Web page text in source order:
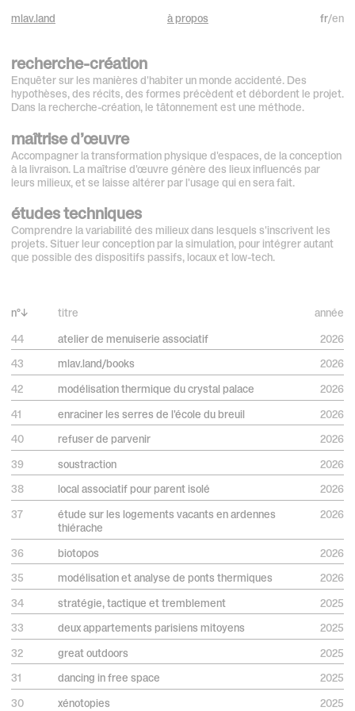
mlav.land à propos fr/en
recherche-création
Enquêter sur les manières d'habiter un monde accidenté. Des
hypothèses, des récits, des formes précèdent et débordent le projet.
Dans la recherche-création, le tâtonnement est une méthode.
maîtrise d’œuvre
Accompagner la transformation physique d'espaces, de la conception
à la livraison. La maîtrise d'œuvre génère des lieux influencés par
leurs milieux, et se laisse altérer par l'usage qui en sera fait.
études techniques
Comprendre la variabilité des milieux dans lesquels s'inscrivent les
projets. Situer leur conception par la simulation, pour intégrer autant
que possible des dispositifs passifs, locaux et low-tech.
n°↓ titre année
44 atelier de menuiserie associatif 2026
01
© Maud Lévy
© Maud Lévy
43 mlav.land/books 2026
Type
Base de données de livres
Date
Mise en ligne publique en juillet 2026
42 modélisation thermique du crystal palace 2026
01 02
The Crystal Palace : Thermal Modeling of an Iconic Building
41 enraciner les serres de l'école du breuil 2026
01 02 03
Limites Planétaires
40 refuser de parvenir 2026
39 soustraction 2026
01 02 03
Subtraction
38 local associatif pour parent isolé 2026
01
02
37
étude sur les logements vacants en ardennes
thiérache
2026
01
© Adèle Grzesiak
02 03
36 biotopos 2026
35 modélisation et analyse de ponts thermiques 2026
34 stratégie, tactique et tremblement 2025
01
33 deux appartements parisiens mitoyens 2025
32 great outdoors 2025
31 dancing in free space 2025
30 xénotopies 2025